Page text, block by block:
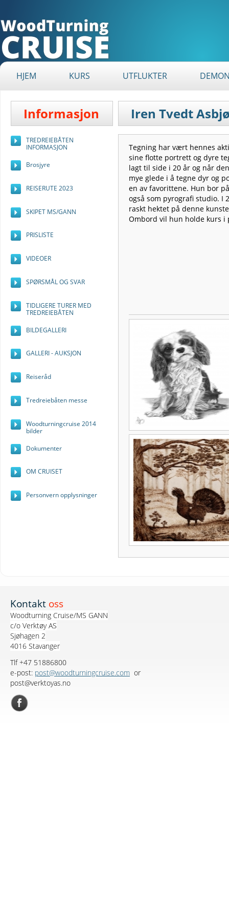
HJEM KURS UTFLUKTER
Iren Tvedt
Tegning har vært hennes
sine flotte portrett og dyre
lagt til side i 20 år og når
mye glede i å tegne dyr og
en av favorittene. Hun bor
også som pyrografi studio. I
raskt hektet på denne
Ombord vil hun holde kurs i
Informasjon
TREDREIEBÅTEN
INFORMASJON
Brosjyre
REISERUTE 2023
SKIPET MS/GANN
PRISLISTE
VIDEOER
SPØRSMÅL OG SVAR
TIDLIGERE TURER MED
TREDREIEBÅTEN
BILDEGALLERI
GALLERI - AUKSJON
Reiseråd
Tredreiebåten messe
Woodturningcruise 2014
bilder
Dokumenter
OM CRUISET
Personvern opplysninger
Kontakt oss
Woodturning Cruise/MS GANN
c/o Verktøy AS
Sjøhagen 2
4016 Stavanger
Tlf +47 51886800
e-post: post@woodturningcruise.com or
post@verktoyas.no